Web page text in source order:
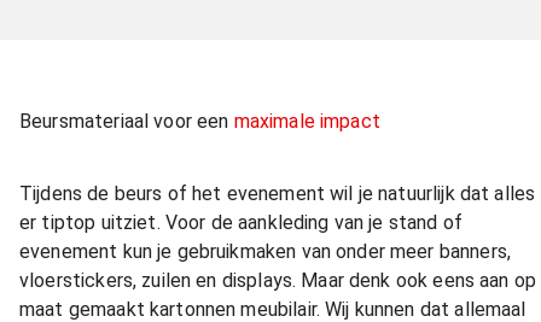
Beursmateriaal voor een maximale impact
Tijdens de beurs of het evenement wil je natuurlijk dat alles
er tiptop uitziet. Voor de aankleding van je stand of
evenement kun je gebruikmaken van onder meer banners,
vloerstickers, zuilen en displays. Maar denk ook eens aan op
maat gemaakt kartonnen meubilair. Wij kunnen dat allemaal